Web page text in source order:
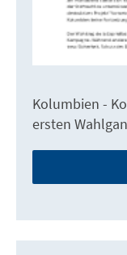
Kolumbien -
ersten